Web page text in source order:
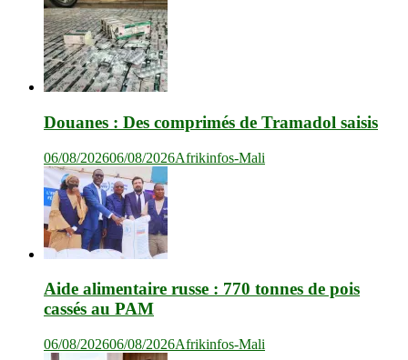
Douanes : Des comprimés de Tramadol saisis
06/08/202606/08/2026Afrikinfos-Mali
Aide alimentaire russe : 770 tonnes de pois
cassés au PAM
06/08/202606/08/2026Afrikinfos-Mali